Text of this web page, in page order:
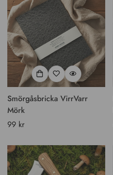
Smörgåsbricka VirrVarr
Mörk
Vanligt
99 kr